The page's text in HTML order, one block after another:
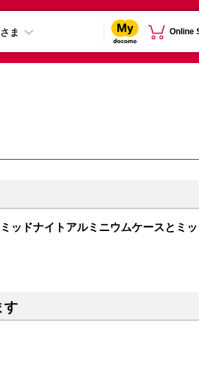
ま Online
ッドナイトアルミニウムケースとミッ
す